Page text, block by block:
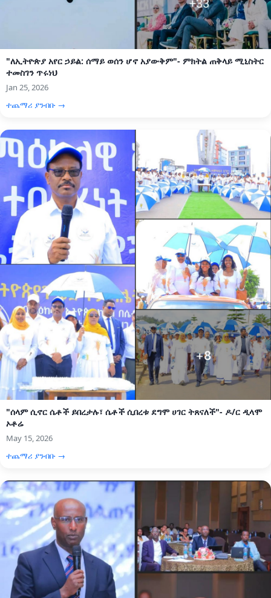
"ለኢትዮጵያ አየር ኃይል: ሰማይ ወሰን ሆኖ አያውቅም"- ምክትል ጠቅላይ ሚኒስትር
ተመስገን ጥሩነህ
Jan 25, 2026
ተጨማሪ ያንብቡ →
"ሰላም ሲኖር ሴቶች ይበረታሉ፣ ሴቶች ሲበረቱ ደግሞ ሀገር ትጸናለች"- ዶ/ር ዲላሞ
ኦቶሬ
May 15, 2026
ተጨማሪ ያንብቡ →